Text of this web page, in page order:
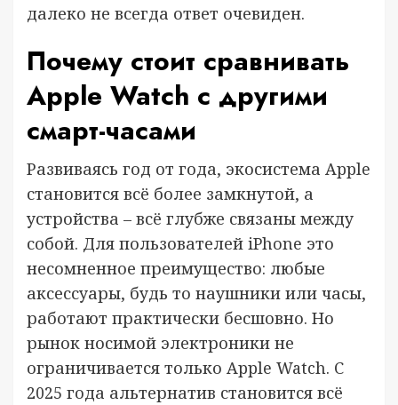
далеко не всегда ответ очевиден.
Почему стоит сравнивать
Apple Watch с другими
смарт-часами
Развиваясь год от года, экосистема Apple
становится всё более замкнутой, а
устройства – всё глубже связаны между
собой. Для пользователей iPhone это
несомненное преимущество: любые
аксессуары, будь то наушники или часы,
работают практически бесшовно. Но
рынок носимой электроники не
ограничивается только Apple Watch. С
2025 года альтернатив становится всё